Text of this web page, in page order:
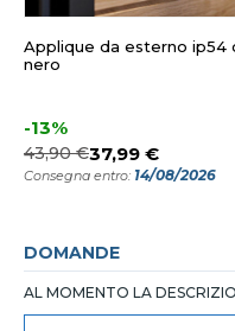
Applique da esterno ip54
nero
-13%
43,90 €37,99 €
Consegna entro: 14/08/2026
DOMANDE
AL MOMENTO LA